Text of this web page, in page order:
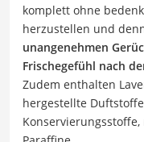
komplett ohne
herzustellen und
unangenehmen
Frischegefühl nach
Zudem enthalten
hergestellte